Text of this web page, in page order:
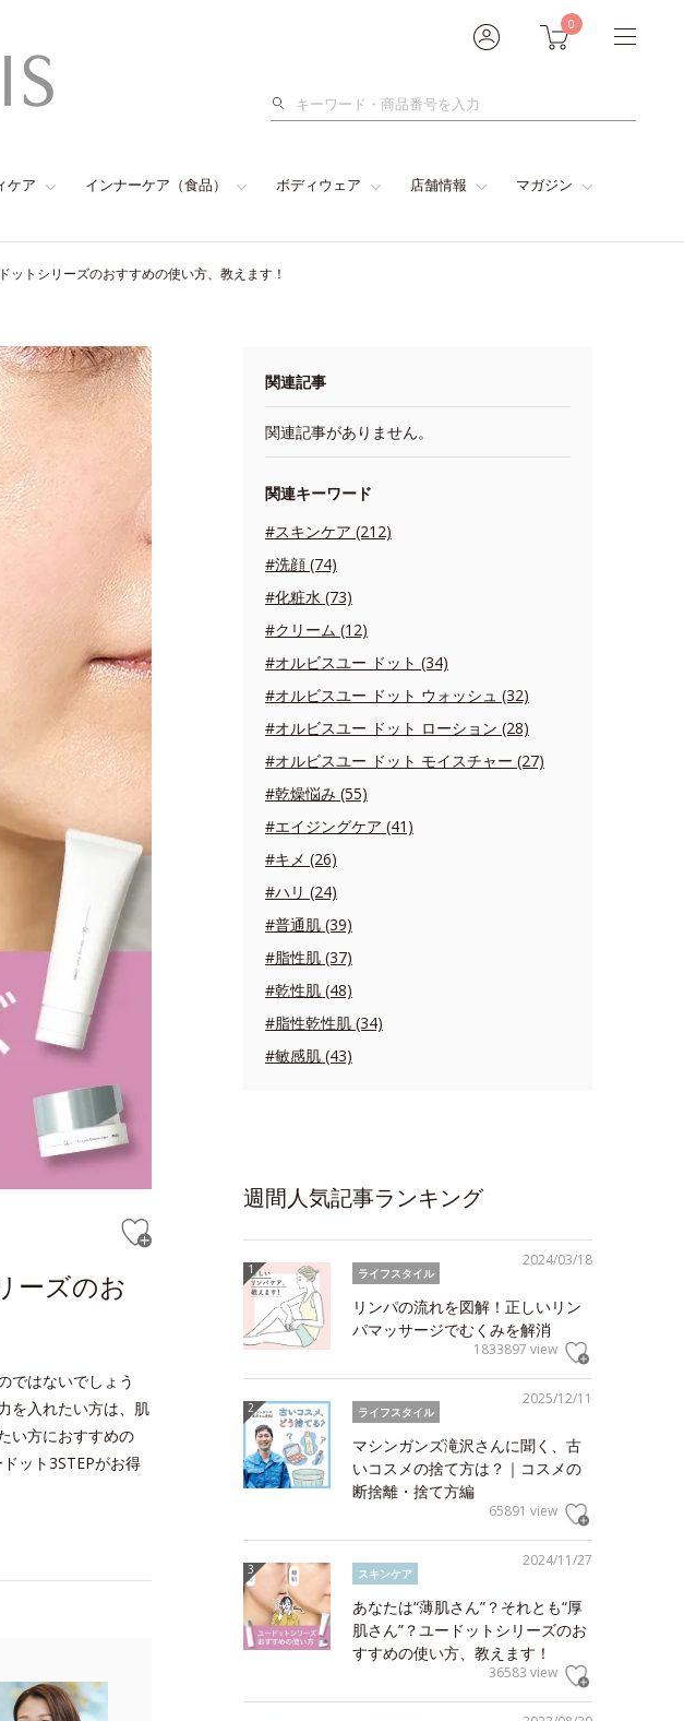
0
検
ケア インナーケア（食品） ボディウェア 店舗情報 マガジン
ットシリーズのおすすめの使い方、教えます！
ーズのお
ではないでしょう
を入れたい方は、肌
い方におすすめの
ット3STEPがお得
関連記事
関連記事がありません。
関連キーワード
#スキンケア (212)
#洗顔 (74)
#化粧水 (73)
#クリーム (12)
#オルビスユー ドット (34)
#オルビスユー ドット ウォッシュ (32)
#オルビスユー ドット ローション (28)
#オルビスユー ドット モイスチャー (27)
#乾燥悩み (55)
#エイジングケア (41)
#キメ (26)
#ハリ (24)
#普通肌 (39)
#脂性肌 (37)
#乾性肌 (48)
#脂性乾性肌 (34)
#敏感肌 (43)
週間人気記事ランキング
2024/03/18
ライフスタイル
リンパの流れを図解！正しいリン
パマッサージでむくみを解消
1833897 view
2025/12/11
ライフスタイル
マシンガンズ滝沢さんに聞く、古
いコスメの捨て方は？｜コスメの
断捨離・捨て方編
65891 view
2024/11/27
スキンケア
あなたは“薄肌さん”？それとも“厚
肌さん”？ユードットシリーズのお
すすめの使い方、教えます！
36583 view